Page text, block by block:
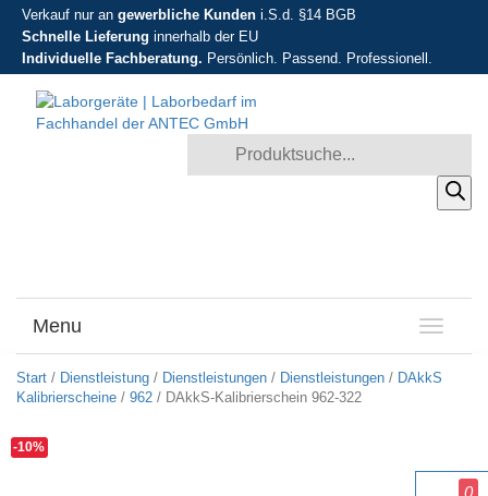
Verkauf nur an gewerbliche Kunden i.S.d. §14 BGB
Schnelle Lieferung innerhalb der EU
Individuelle Fachberatung. Persönlich. Passend. Professionell.
Products search
T
o
g
Menu
Start / Dienstleistung / Dienstleistungen / Dienstleistungen / DAkkS
Kalibrierscheine / 962 / DAkkS-Kalibrierschein 962-322
-10%
0